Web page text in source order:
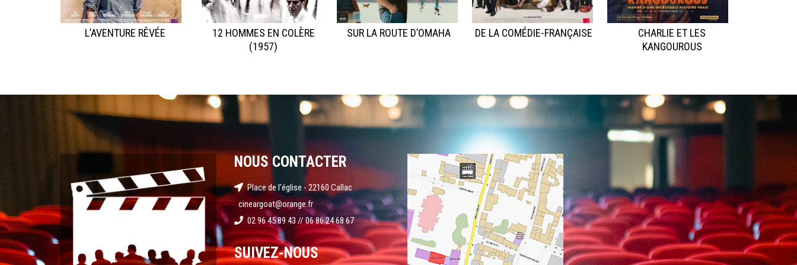
L’AVENTURE RÊVÉE
12 HOMMES EN COLÈRE
(1957)
SUR LA ROUTE D’OMAHA DE LA COMÉDIE-FRANÇAISE
CHARLIE ET LES
KANGOUROUS
NOUS CONTACTER
Place de l'église - 22160 Callac
cineargoat@orange.fr
02 96 45 89 43 // 06 86 24 68 67
SUIVEZ-NOUS